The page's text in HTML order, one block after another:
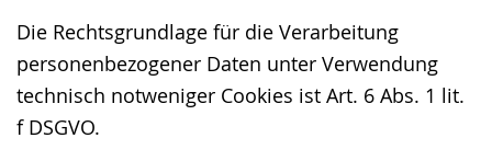
Die Rechtsgrundlage für die Verarbeitung
personenbezogener Daten unter Verwendung
technisch notweniger Cookies ist Art. 6 Abs. 1 lit.
f DSGVO.